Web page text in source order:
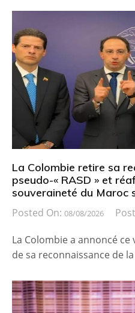
La Colombie retire sa
pseudo-« RASD » et
souveraineté du Maroc
Posted On: 08/08/2026
La Colombie a annoncé
de sa reconnaissance de la